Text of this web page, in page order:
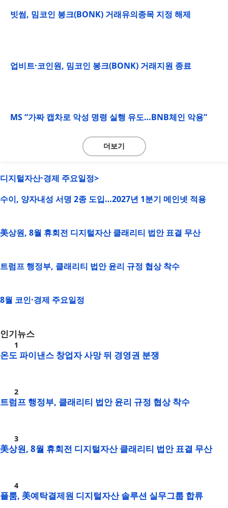
빗썸, 밈코인 봉크(BONK) 거래유의종목 지정 해제
업비트·코인원, 밈코인 봉크(BONK) 거래지원 종료
MS “가짜 캡차로 악성 명령 실행 유도…BNB체인 악용”
더보기
디지털자산·경제 주요일정>
수이, 양자내성 서명 2종 도입…2027년 1분기 메인넷 적용
美상원, 8월 휴회전 디지털자산 클래리티 법안 표결 무산
트럼프 행정부, 클래리티 법안 윤리 규정 협상 착수
8월 코인·경제 주요일정
인기뉴스
온도 파이낸스 창업자 사망 뒤 경영권 분쟁
트럼프 행정부, 클래리티 법안 윤리 규정 협상 착수
美상원, 8월 휴회전 디지털자산 클래리티 법안 표결 무산
플룸, 美예탁결제원 디지털자산 솔루션 실무그룹 합류